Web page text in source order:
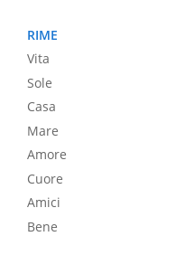
RIME
Vita
Sole
Casa
Mare
Amore
Cuore
Amici
Bene